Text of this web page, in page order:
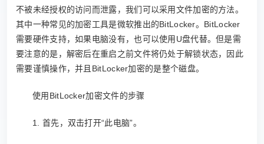
不被未经授权的访问而泄露，我们可以采用文件加密的方法。
其中一种常见的加密工具是微软推出的BitLocker。BitLocker
需要硬件支持，如果电脑没有，也可以使用U盘代替。但是需
要注意的是，解密后在重启之前文件将仍处于解锁状态，因此
需要谨慎操作，并且BitLocker加密的是整个磁盘。
使用BitLocker加密文件的步骤
1. 首先，双击打开“此电脑”。